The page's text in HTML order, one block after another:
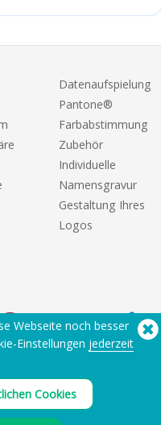
Datenaufspielung
Pantone®
Farbabstimmung
Zubehör
Individuelle
Namensgravur
Gestaltung Ihres
Logos
Webseite noch besser
Einstellungen jederzeit
Cookies